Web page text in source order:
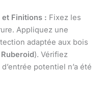
et Finitions : Fixez les
Appliquez une
adaptée aux bois
Ruberoid). Vérifiez
potentiel n’a été